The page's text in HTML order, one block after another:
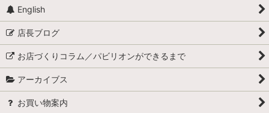
English
店長ブログ
お店づくりコラム／パビリオンができるまで
アーカイブス
お買い物案内